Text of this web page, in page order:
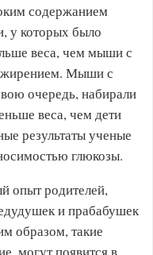
содержанием
у которых было
веса, чем мыши с
Мыши с
очередь, набирали
веса, чем дети
результаты ученые
глюкозы.
опыт родителей,
и прабабушек
образом, такие